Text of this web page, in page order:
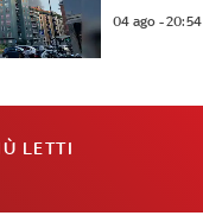
04 ago - 20:54
LETTI